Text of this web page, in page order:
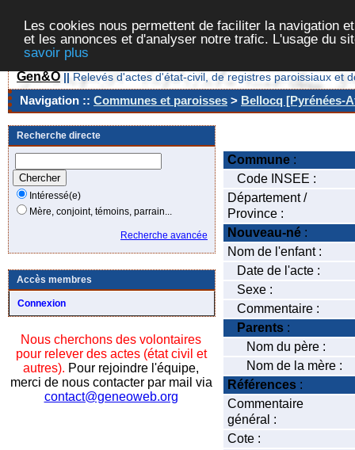
Les cookies nous permettent de faciliter la navigation
et les annonces et d'analyser notre trafic. L'usage du
savoir plus
Gen&O || Relevés d'actes d'état-civil, de registres paroissiaux et
Navigation :: Communes et paroisses > Bellocq [Pyrénées-
Recherche directe
Intéressé(e)
Mère, conjoint, témoins, parrain...
Recherche avancée
Accès membres
Connexion
Nous cherchons des volontaires
pour relever des actes (état civil et
autres). Pour rejoindre l'équipe,
merci de nous contacter par mail via
contact@geneoweb.org
Commune :
Code INSEE :
Département /
Province :
Nouveau-né :
Nom de l'enfant :
Date de l'acte :
Sexe :
Commentaire :
Parents :
Nom du père :
Nom de la mère :
Références :
Commentaire
général :
Cote :